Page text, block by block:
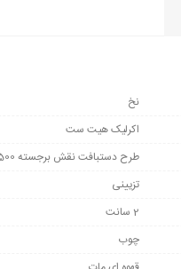
نخ
اکرلیک هیت ست
طرح دستبافت نقش برجسته 1500 شانه
تزیینی
2 سانت
چوب